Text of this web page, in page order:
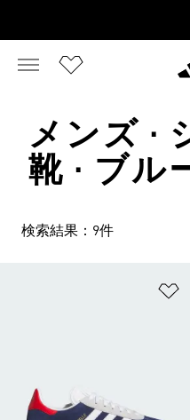
メンズ ·
靴 · ブル
検索結果：9件